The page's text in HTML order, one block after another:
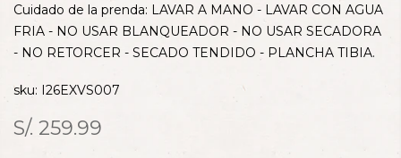
Cuidado de la prenda: LAVAR A MANO - LAVAR CON AGUA
FRIA - NO USAR BLANQUEADOR - NO USAR SECADORA
- NO RETORCER - SECADO TENDIDO - PLANCHA TIBIA.
sku: I26EXVS007
S/. 259.99